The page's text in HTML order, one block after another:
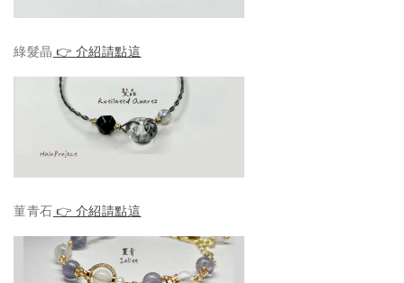
綠髮晶 👉 介紹請點這
菫青石 👉 介紹請點這